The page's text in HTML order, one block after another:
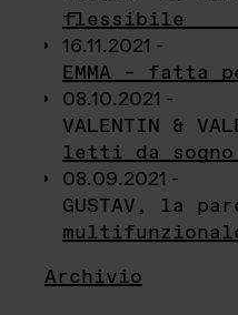
flessibile
16.11.2021 -
EMMA –
08.10.2021 -
VALENTIN &
letti da sogno
08.09.2021 -
GUSTAV, la
Archivio